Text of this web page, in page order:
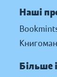
Наші
Більше